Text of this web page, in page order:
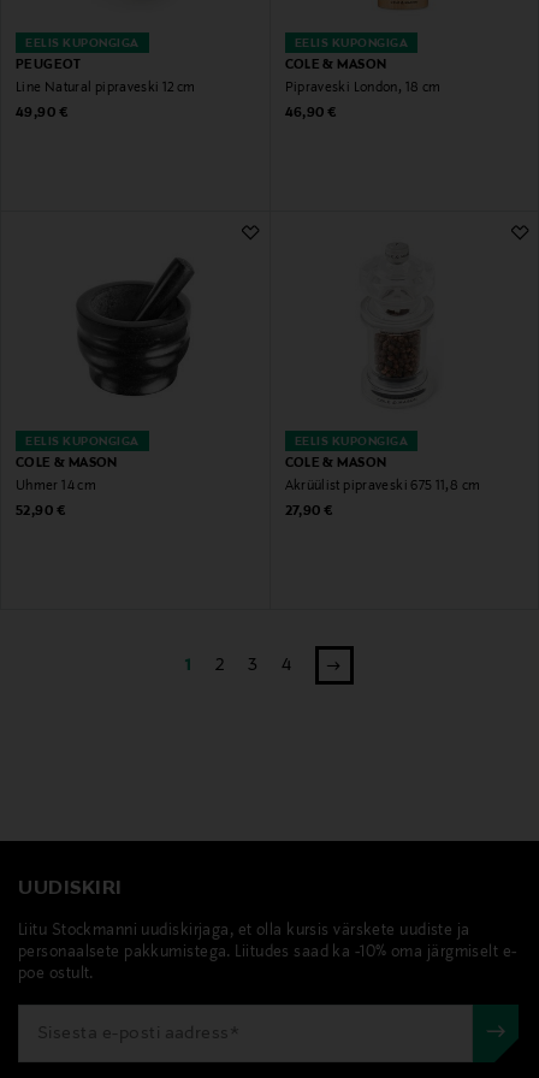
EELIS KUPONGIGA
PEUGEOT
Line Natural pipraveski 12 cm
Original Price
49,90 €
EELIS KUPONGIGA
COLE & MASON
Pipraveski London, 18 cm
Original Price
46,90 €
EELIS KUPONGIGA
COLE & MASON
Uhmer 14 cm
Original Price
52,90 €
EELIS KUPONGIGA
COLE & MASON
Akrüülist pipraveski 675 11,8 cm
Original Price
27,90 €
1 2 3 4
UUDISKIRI
Liitu Stockmanni uudiskirjaga, et olla kursis värskete uudiste ja
personaalsete pakkumistega. Liitudes saad ka -10% oma järgmiselt e-
poe ostult.